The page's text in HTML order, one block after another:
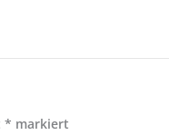
* markiert